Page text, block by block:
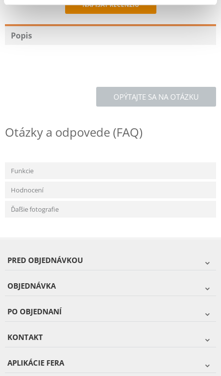
Recommend
NAPÍSAŤ RECENZIU
Popis
OPÝTAJTE SA NA OTÁZKU
Otázky a odpovede (FAQ)
Funkcie
Hodnocení
Ďaľšie fotografie
PRED OBJEDNÁVKOU
OBJEDNÁVKA
PO OBJEDNANÍ
KONTAKT
APLIKÁCIE FERA